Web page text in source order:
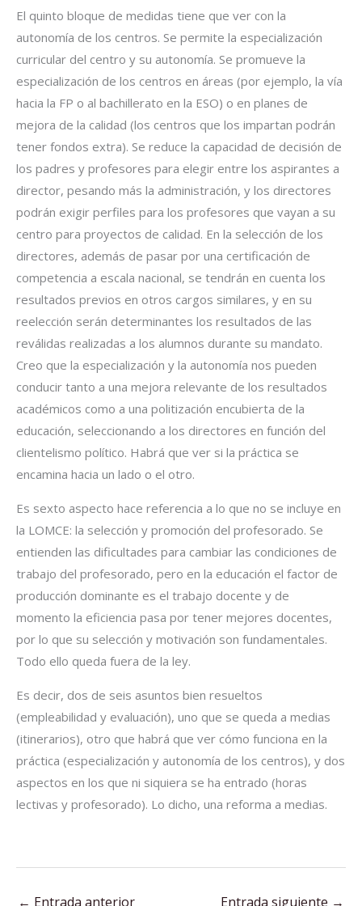
El quinto bloque de medidas tiene que ver con la
autonomía de los centros. Se permite la especialización
curricular del centro y su autonomía. Se promueve la
especialización de los centros en áreas (por ejemplo, la vía
hacia la FP o al bachillerato en la ESO) o en planes de
mejora de la calidad (los centros que los impartan podrán
tener fondos extra). Se reduce la capacidad de decisión de
los padres y profesores para elegir entre los aspirantes a
director, pesando más la administración, y los directores
podrán exigir perfiles para los profesores que vayan a su
centro para proyectos de calidad. En la selección de los
directores, además de pasar por una certificación de
competencia a escala nacional, se tendrán en cuenta los
resultados previos en otros cargos similares, y en su
reelección serán determinantes los resultados de las
reválidas realizadas a los alumnos durante su mandato.
Creo que la especialización y la autonomía nos pueden
conducir tanto a una mejora relevante de los resultados
académicos como a una politización encubierta de la
educación, seleccionando a los directores en función del
clientelismo político. Habrá que ver si la práctica se
encamina hacia un lado o el otro.
Es sexto aspecto hace referencia a lo que no se incluye en
la LOMCE: la selección y promoción del profesorado. Se
entienden las dificultades para cambiar las condiciones de
trabajo del profesorado, pero en la educación el factor de
producción dominante es el trabajo docente y de
momento la eficiencia pasa por tener mejores docentes,
por lo que su selección y motivación son fundamentales.
Todo ello queda fuera de la ley.
Es decir, dos de seis asuntos bien resueltos
(empleabilidad y evaluación), uno que se queda a medias
(itinerarios), otro que habrá que ver cómo funciona en la
práctica (especialización y autonomía de los centros), y dos
aspectos en los que ni siquiera se ha entrado (horas
lectivas y profesorado). Lo dicho, una reforma a medias.
← Entrada anterior Entrada siguiente →